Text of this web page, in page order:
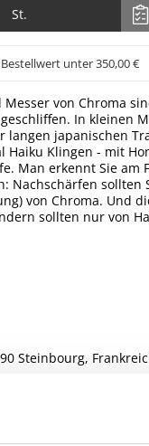
St.
unter 350,00 €
von Chroma
In kleinen
langen japanischen
Haiku Klingen - mit
Man erkennt Sie am
Nachschärfen sollten
von Chroma. Und
sollten nur von
Steinbourg,